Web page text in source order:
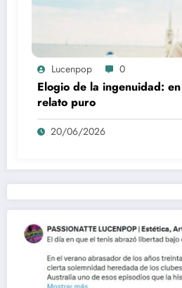
Lucenpop 0
Elogio de la ingenuidad:
relato puro
20/06/2026